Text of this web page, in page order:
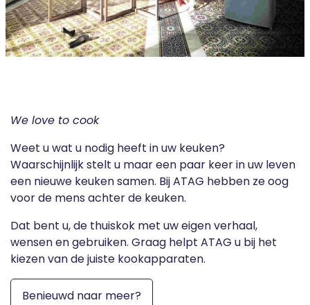
We love to cook
Weet u wat u nodig heeft in uw keuken?
Waarschijnlijk stelt u maar een paar keer in uw leven
een nieuwe keuken samen. Bij ATAG hebben ze oog
voor de mens achter de keuken.
Dat bent u, de thuiskok met uw eigen verhaal,
wensen en gebruiken. Graag helpt ATAG u bij het
kiezen van de juiste kookapparaten.
Benieuwd naar meer?